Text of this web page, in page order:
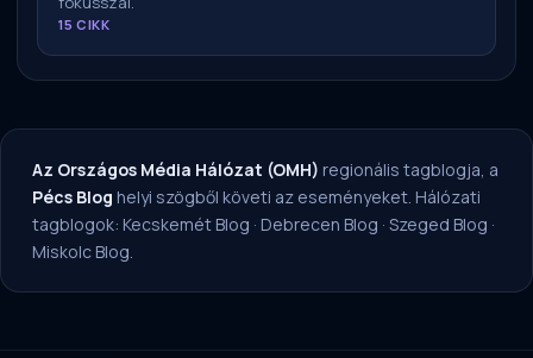
15 CIKK
Az Országos Média Hálózat (OMH) regionális tagblogja, a
Pécs Blog helyi szögből követi az eseményeket. Hálózati
tagblogok: Kecskemét Blog · Debrecen Blog · Szeged Blog ·
Miskolc Blog.